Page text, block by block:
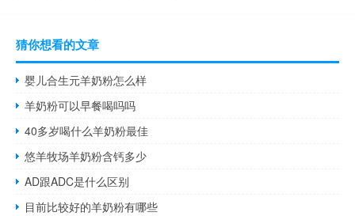
猜你想看的文章
婴儿合生元羊奶粉怎么样
羊奶粉可以早餐喝吗吗
40多岁喝什么羊奶粉最佳
悠羊牧场羊奶粉含钙多少
AD跟ADC是什么区别
目前比较好的羊奶粉有哪些